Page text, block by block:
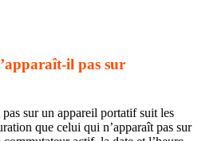
il pas sur
sur un appareil portatif suit les
que celui qui n’apparaît pas sur